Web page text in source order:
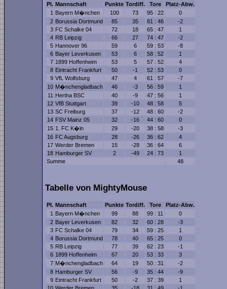
Pl. Mannschaft Punkte Tordiff. Tore
Platz-Abw.
1 Bayern M�nchen 100 73 95 : 22
0
2 Borussia Dortmund 85 35 81 : 46
-2
3 FC Schalke 04 72 18 65 : 47
1
4 RB Leipzig 66 27 74 : 47
-2
5 Hannover 96 59 6 59 : 53
-8
6 Bayer Leverkusen 53 6 58 : 52
1
7 1899 Hoffenheim 53 5 57 : 52
4
8 Eintracht Frankfurt 50 -1 52 : 53
0
9 VfL Wolfsburg 47 4 61 : 57
-7
10 M�nchengladbach 46 -3 56 : 59
1
11 Hertha BSC 40 -9 47 : 56
1
12 VfB Stuttgart 39 -10 48 : 58
5
13 SC Freiburg 37 -12 48 : 60
-2
14 FSV Mainz 05 32 -16 44 : 60
0
15 1. FC K�ln 29 -20 38 : 58
-3
16 FC Augsburg 28 -26 36 : 62
4
17 Werder Bremen 15 -28 36 : 64
6
18 Hamburger SV 2 -49 24 : 73
1
Summe
48
Tabelle von MightyMouse
Pl. Mannschaft Punkte Tordiff. Tore
Platz-Abw.
1
Bayern M�nchen 99 88 99 : 11
0
2 Bayer Leverkusen 82 32 60 : 28
-3
3 FC Schalke 04 79 34 59 : 25
1
4 Borussia Dortmund 78 40 65 : 25
0
5 RB Leipzig 77 39 62 : 23
-1
6 1899 Hoffenheim 67 20 53 : 33
3
7 M�nchengladbach 64 19 50 : 31
-2
8 Hamburger SV 56 -9 35 : 44
-9
9 Eintracht Frankfurt 50 -2 37 : 39
1